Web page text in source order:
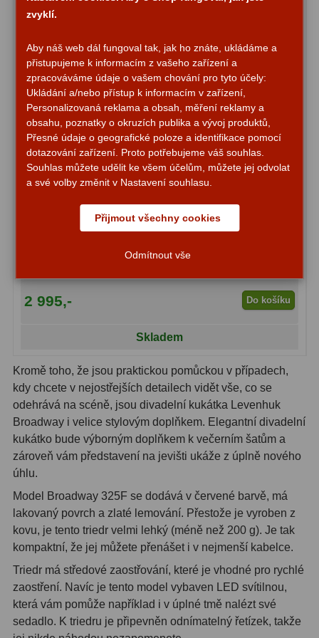
S mřížkou
Speciální1
Ostatní29
Barlow65
Filtry180
Měsíční a Polarizační24
OIII3
Planetární6
Proti světelnému znečištění 6
Barevné66
AstroFoto
Planetární kamery20
Deep-Sky kamery28
Guiding kamery14
T-kroužky16
Adaptéry projekční
Divadelní kukátko Eschenbach Glamour 3x25
2 995,- Do košíku
Skladem
Kromě toho, že jsou praktickou pomůckou v případech,
kdy chcete v nejostřejších detailech vidět vše, co se
odehrává na scéně, jsou divadelní kukátka Levenhuk
Broadway i velice stylovým doplňkem. Elegantní divadelní
kukátko bude výborným doplňkem k večerním šatům a
zároveň vám představení na jevišti ukáže z úplně nového
úhlu.
Model Broadway 325F se dodává v červené barvě, má
lakovaný povrch a zlaté lemování. Přestože je vyroben z
kovu, je tento triedr velmi lehký (méně než 200 g). Je tak
kompaktní, že jej můžete přenášet i v nejmenší kabelce.
Triedr má středové zaostřování, které je vhodné pro rychlé
zaostření. Navíc je tento model vybaven LED svítilnou,
která vám pomůže například i v úplné tmě nalézt své
sedadlo. K triedru je připevněn odnímatelný řetízek, takže
zvyklí.
Aby náš web dál fungoval tak, jak ho znáte, ukládáme a
přistupujeme k informacím z vašeho zařízení a
zpracováváme údaje o vašem chování pro tyto účely:
Ukládání a/nebo přístup k informacím v zařízení,
Personalizovaná reklama a obsah, měření reklamy a
obsahu, poznatky o okruzích publika a vývoj produktů,
Přesné údaje o geografické poloze a identifikace pomocí
dotazování zařízení. Proto potřebujeme váš souhlas.
Souhlas můžete udělit ke všem účelům, můžete jej odvolat
a své volby změnit v Nastavení souhlasu.
Přijmout všechny cookies
Odmítnout vše